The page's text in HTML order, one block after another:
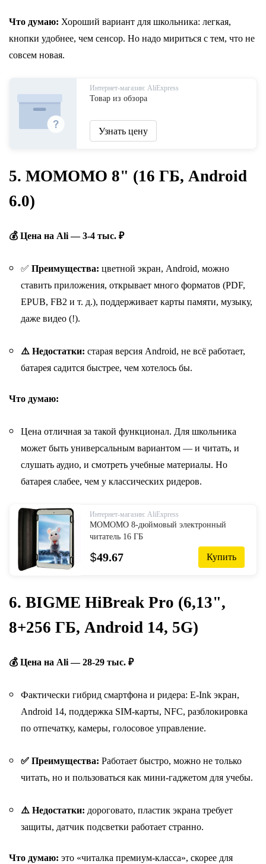
Что думаю: Хороший вариант для школьника: легкая,
кнопки удобнее, чем сенсор. Но надо мириться с тем, что не
совсем новая.
Интернет-магазин: AliExpress
Товар из обзора
Узнать цену
5. MOMOMO 8" (16 ГБ, Android
6.0)
💰 Цена на Ali — 3-4 тыс. ₽
✅ Преимущества: цветной экран, Android, можно
ставить приложения, открывает много форматов (PDF,
EPUB, FB2 и т. д.), поддерживает карты памяти, музыку,
даже видео (!).
⚠️ Недостатки: старая версия Android, не всё работает,
батарея садится быстрее, чем хотелось бы.
Что думаю:
Цена отличная за такой функционал. Для школьника
может быть универсальным вариантом — и читать, и
слушать аудио, и смотреть учебные материалы. Но
батарея слабее, чем у классических ридеров.
Интернет-магазин: AliExpress
MOMOMO 8-дюймовый электронный
читатель 16 ГБ
$49.67 Купить
6. BIGME HiBreak Pro (6,13",
8+256 ГБ, Android 14, 5G)
💰 Цена на Ali — 28-29 тыс. ₽
Фактически гибрид смартфона и ридера: E-Ink экран,
Android 14, поддержка SIM-карты, NFC, разблокировка
по отпечатку, камеры, голосовое управление.
✅ Преимущества: Работает быстро, можно не только
читать, но и пользоваться как мини-гаджетом для учебы.
⚠️ Недостатки: дороговато, пластик экрана требует
защиты, датчик подсветки работает странно.
Что думаю: это «читалка премиум-класса», скорее для